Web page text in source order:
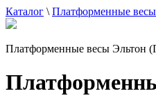
Каталог \ Платформенные весы
Платформенные весы Эльтон